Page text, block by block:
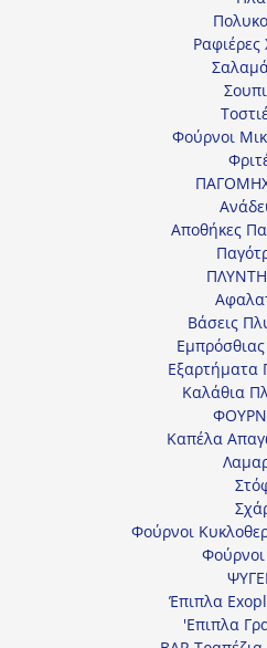
Φούρνοι
Αποθήκες
Βάσεις
Εξαρτήματα
Καλάθια
Καπέλα
Φούρνοι
Έπιπλα
'Επιπλα